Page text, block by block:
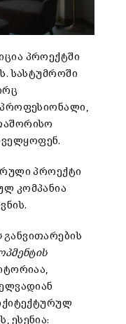
პროექტში
სასტუმროში
პროექტი
კომპანია
განვითარების
ესენია: